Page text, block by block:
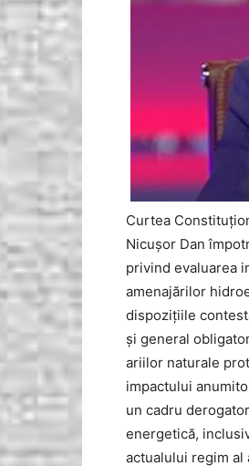
Curtea
Nicușor Dan
privind evaluarea
amenajărilor
dispozițiile
și general
ariilor naturale
impactului
un cadru
energetică,
actualului regim